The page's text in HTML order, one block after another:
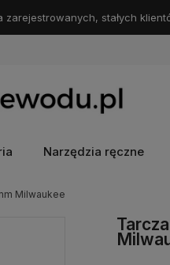
zarejestrowanych, stałych
Narzędzia ręczne
Milwaukee